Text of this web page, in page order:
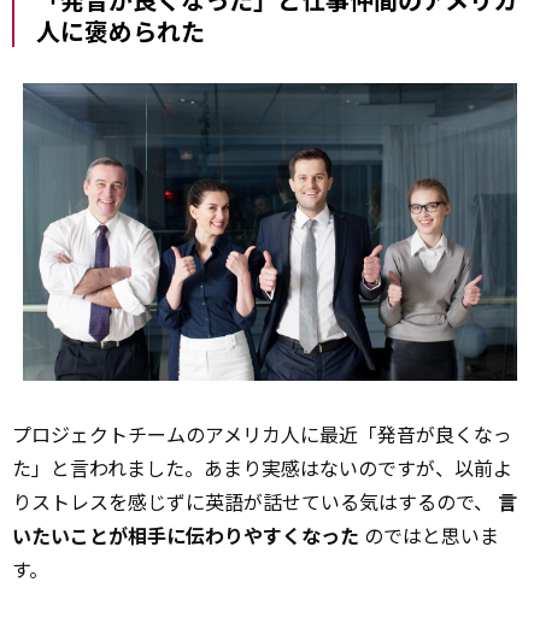
人に褒められた
プロジェクトチームのアメリカ人に最近「発音が良くなっ
た」と言われました。あまり実感はないのですが、以前よ
りストレスを感じずに英語が話せている気はするので、 言
いたいことが相手に伝わりやすくなった のではと思いま
す。